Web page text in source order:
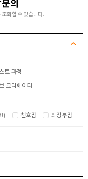
) 이해와 전략
인별 피드백
인별 피드백
의
회할 수 있습니다.
트 과정
크리에이터
!) 천호점 의정부점
-